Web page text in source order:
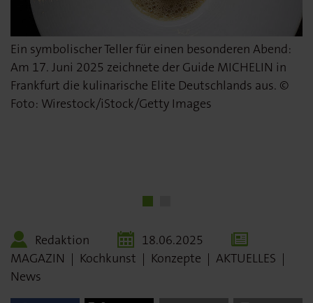
Ein symbolischer Teller für einen besonderen Abend:
Am 17. Juni 2025 zeichnete der Guide MICHELIN in
Frankfurt die kulinarische Elite Deutschlands aus. ©
Foto: Wirestock/iStock/Getty Images
In diesem Jahr wurde erstmals in Deutschland der
MICHELIN Cocktail Award verliehen. Ausgezeichnet
wurde Michele Heinrich vom neu in die Auswahl 2025
aufgenommenen und mit Bib Gourmand prämierten
Redaktion
18.06.2025
MAGAZIN | Kochkunst | Konzepte | AKTUELLES |
News